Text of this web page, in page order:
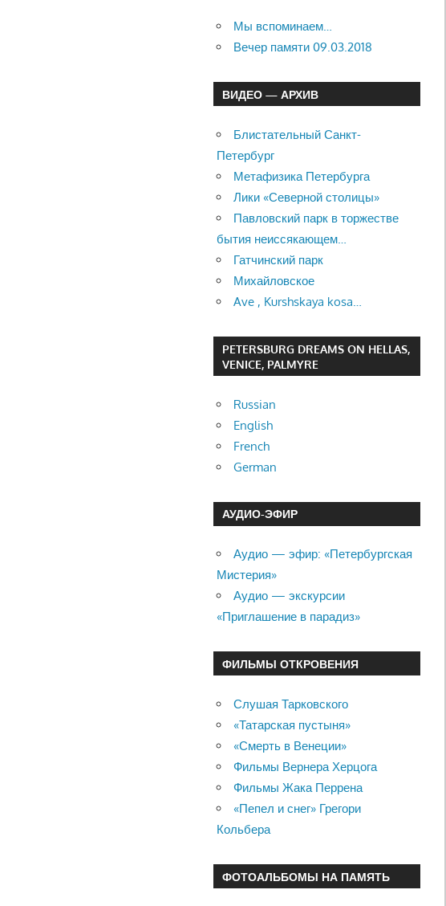
Мы вспоминаем…
Вечер памяти 09.03.2018
ВИДЕО — АРХИВ
Блистательный Санкт-
Петербург
Метафизика Петербурга
Лики «Северной столицы»
Павловский парк в торжестве
бытия неиссякающем…
Гатчинский парк
Михайловское
Ave , Kurshskaya kosa…
PETERSBURG DREAMS ON HELLAS,
VENICE, PALMYRE
Russian
English
French
German
АУДИО-ЭФИР
Аудио — эфир: «Петербургская
Мистерия»
Аудио — экскурсии
«Приглашение в парадиз»
ФИЛЬМЫ ОТКРОВЕНИЯ
Слушая Тарковского
«Татарская пустыня»
«Смерть в Венеции»
Фильмы Вернера Херцога
Фильмы Жака Перрена
«Пепел и снег» Грегори
Кольбера
ФОТОАЛЬБОМЫ НА ПАМЯТЬ